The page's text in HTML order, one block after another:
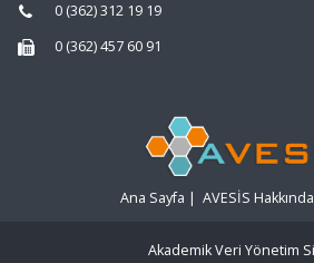
0 (362) 312 19 19
0 (362) 457 60 91
Ana Sayfa | AVESİS Hakkında
Akademik Veri Yönetim